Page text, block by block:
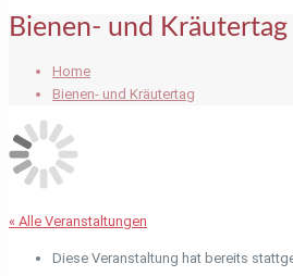
Bienen- und Kräutertag
Home
Bienen- und Kräutertag
« Alle Veranstaltungen
Diese Veranstaltung hat bereits